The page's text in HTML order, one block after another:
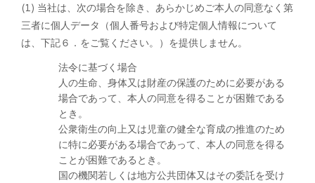
(1) 当社は、次の場合を除き、あらかじめご本人の同意なく第
三者に個人データ（個人番号および特定個人情報について
は、下記６．をご覧ください。）を提供しません。
法令に基づく場合
人の生命、身体又は財産の保護のために必要がある
場合であって、本人の同意を得ることが困難である
とき。
公衆衛生の向上又は児童の健全な育成の推進のため
に特に必要がある場合であって、本人の同意を得る
ことが困難であるとき。
国の機関若しくは地方公共団体又はその委託を受け